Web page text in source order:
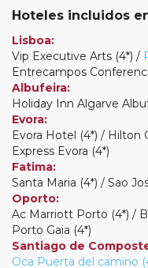
Hoteles incluidos
Lisboa:
Vip Executive Arts (4*) /
Entrecampos
Albufeira:
Holiday Inn Algarve
Evora:
Evora Hotel (4*) / Hilton
Express Evora (4*)
Fatima:
Santa Maria (4*) / Sao
Oporto:
Ac Marriott Porto (4*) /
Porto Gaia (4*)
Santiago de
Oca Puerta del camino